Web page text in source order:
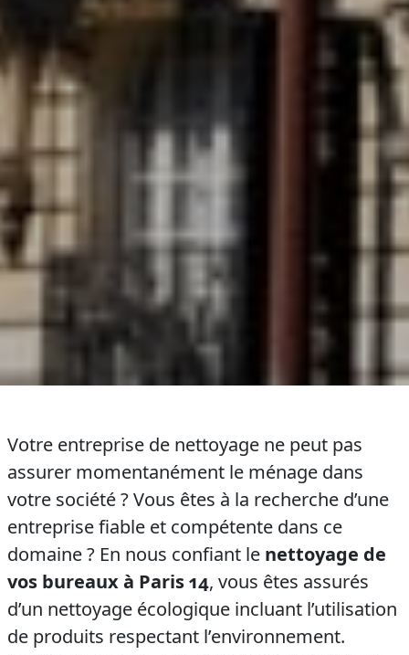
Votre entreprise de nettoyage ne peut pas
assurer momentanément le ménage dans
votre société ? Vous êtes à la recherche d’une
entreprise fiable et compétente dans ce
domaine ? En nous confiant lenettoyage de
vos bureaux à Paris 14, vous êtes assurés
d’un nettoyage écologiqueincluant l’utilisation
de produits respectant l’environnement.